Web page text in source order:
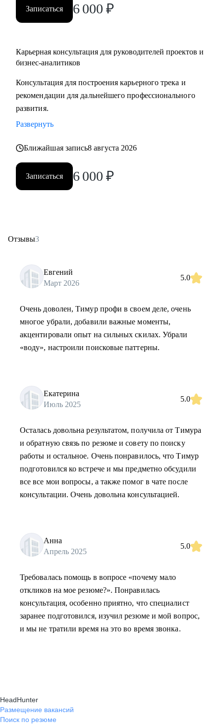
Записаться 6 000 ₽
Карьерная консультация для руководителей проектов и
бизнес-аналитиков
Консультация для построения карьерного трека и
рекомендации для дальнейшего профессионального
развития.
Развернуть
Ближайшая запись8 августа 2026
Записаться 6 000 ₽
Отзывы3
Евгений
Март 2026
5.0
Очень доволен, Тимур профи в своем деле, очень
многое убрали, добавили важные моменты,
акцентировали опыт на сильных скилах. Убрали
«воду», настроили поисковые паттерны.
Екатерина
Июль 2025
5.0
Осталась довольна результатом, получила от Тимура
и обратную связь по резюме и совету по поиску
работы и остальное. Очень понравилось, что Тимур
подготовился ко встрече и мы предметно обсудили
все все мои вопросы, а также помог в чате после
консультации. Очень довольна консультацией.
Анна
Апрель 2025
5.0
Требовалась помощь в вопросе «почему мало
откликов на мое резюме?». Понравилась
консультация, особенно приятно, что специалист
заранее подготовился, изучил резюме и мой вопрос,
и мы не тратили время на это во время звонка.
HeadHunter
Размещение вакансий
Поиск по резюме